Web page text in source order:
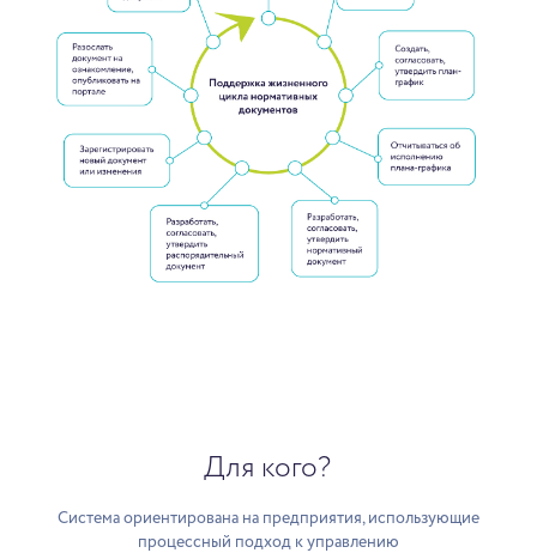
Для кого?
Система ориентирована на предприятия, использующие
процессный подход к управлению